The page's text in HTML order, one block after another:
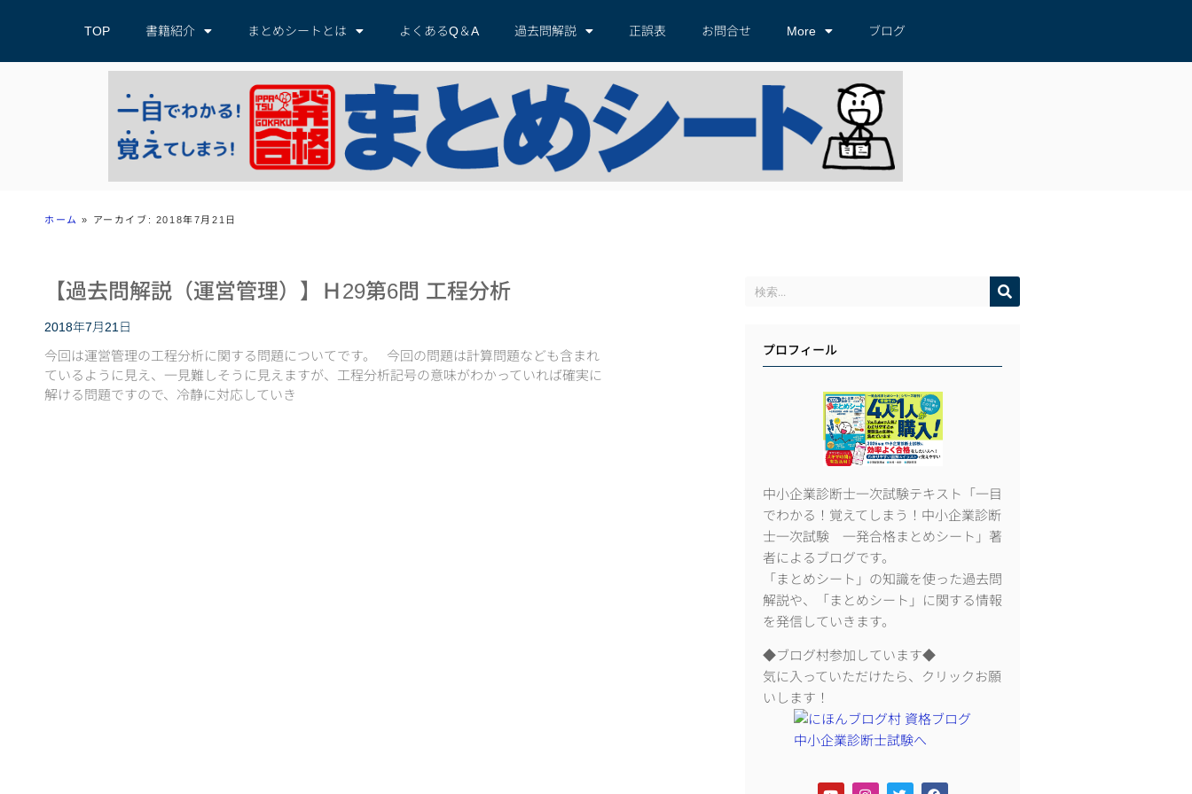
TOP 書籍紹介 まとめシートとは よくあるQ＆A 過去問解説 正誤表 お問合せ More ブログ
ホーム » アーカイブ: 2018年7月21日
【過去問解説（運営管理）】Ｈ29第6問 工程分析
2018年7月21日
今回は運営管理の工程分析に関する問題についてです。 今回の問題は計算問題なども含まれ
ているように見え、一見難しそうに見えますが、工程分析記号の意味がわかっていれば確実に
解ける問題ですので、冷静に対応していき
プロフィール
中小企業診断士一次試験テキスト「一目
でわかる！覚えてしまう！中小企業診断
士一次試験 一発合格まとめシート」著
者によるブログです。
「まとめシート」の知識を使った過去問
解説や、「まとめシート」に関する情報
を発信していきます。
◆ブログ村参加しています◆
気に入っていただけたら、クリックお願
いします！